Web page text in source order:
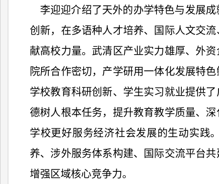
李迎迎介绍了天外的办学特色与发展
创新，在多语种人才培养、国际人文交
献高校力量。武清区产业实力雄厚、外
院所合作密切，产学研用一体化发展特
学校教育科研创新、学生实习就业提供
德树人根本任务，提升教育教学质量、
学校更好服务经济社会发展的生动实践
养、涉外服务体系构建、国际交流平台
增强区域核心竞争力。